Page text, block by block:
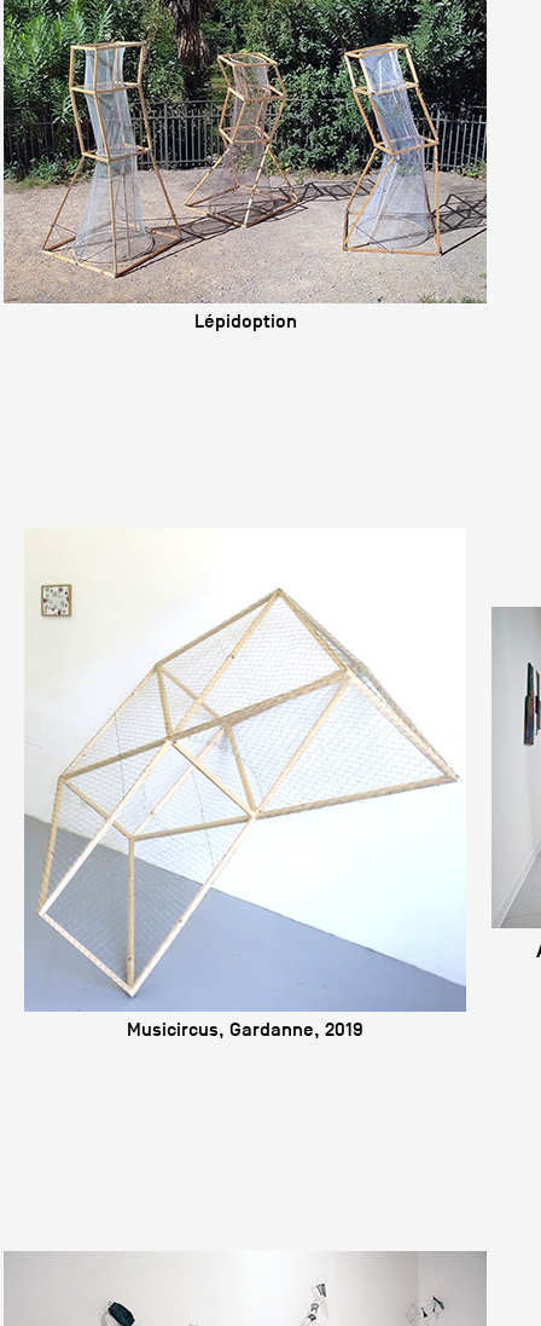
Lépidoption
Musicircus, Gardanne, 2019